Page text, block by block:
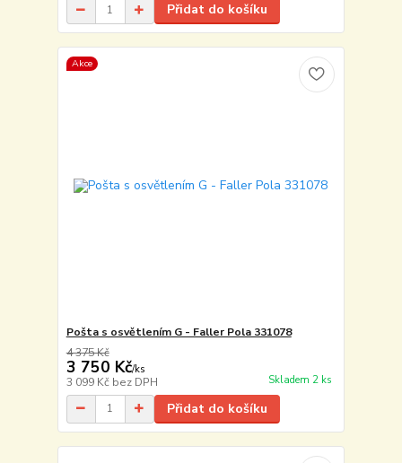
Přidat do košíku
Akce
Pošta s osvětlením G - Faller Pola 331078
4 375 Kč
3 750 Kč/ks
3 099 Kč bez DPH Skladem 2 ks
Přidat do košíku